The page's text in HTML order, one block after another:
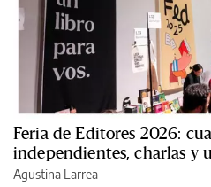
Feria de Editores 2026:
independientes, charlas y
Agustina Larrea